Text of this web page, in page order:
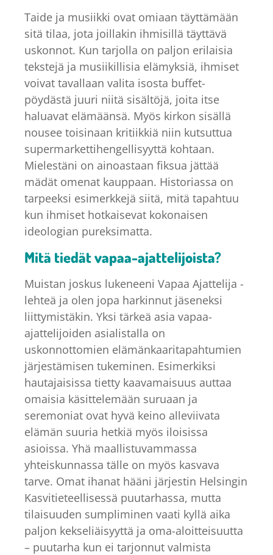
Taide ja musiikki ovat omiaan täyttämään
sitä tilaa, jota joillakin ihmisillä täyttävä
uskonnot. Kun tarjolla on paljon erilaisia
tekstejä ja musiikillisia elämyksiä, ihmiset
voivat tavallaan valita isosta buffet-
pöydästä juuri niitä sisältöjä, joita itse
haluavat elämäänsä. Myös kirkon sisällä
nousee toisinaan kritiikkiä niin kutsuttua
supermarkettihengellisyyttä kohtaan.
Mielestäni on ainoastaan fiksua jättää
mädät omenat kauppaan. Historiassa on
tarpeeksi esimerkkejä siitä, mitä tapahtuu
kun ihmiset hotkaisevat kokonaisen
ideologian pureksimatta.
Mitä tiedät vapaa-ajattelijoista?
Muistan joskus lukeneeni Vapaa Ajattelija -
lehteä ja olen jopa harkinnut jäseneksi
liittymistäkin. Yksi tärkeä asia vapaa-
ajattelijoiden asialistalla on
uskonnottomien elämänkaaritapahtumien
järjestämisen tukeminen. Esimerkiksi
hautajaisissa tietty kaavamaisuus auttaa
omaisia käsittelemään suruaan ja
seremoniat ovat hyvä keino alleviivata
elämän suuria hetkiä myös iloisissa
asioissa. Yhä maallistuvammassa
yhteiskunnassa tälle on myös kasvava
tarve. Omat ihanat hääni järjestin Helsingin
Kasvitieteellisessä puutarhassa, mutta
tilaisuuden sumpliminen vaati kyllä aika
paljon kekseliäisyyttä ja oma-aloitteisuutta
– puutarha kun ei tarjonnut valmista